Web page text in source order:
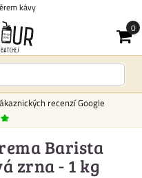
recenzí Google
Barista
zrna - 1 kg